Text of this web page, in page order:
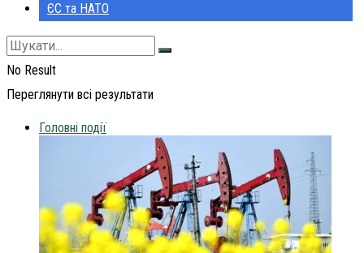
ЄС та НАТО
No Result
Переглянути всі результати
Головні події